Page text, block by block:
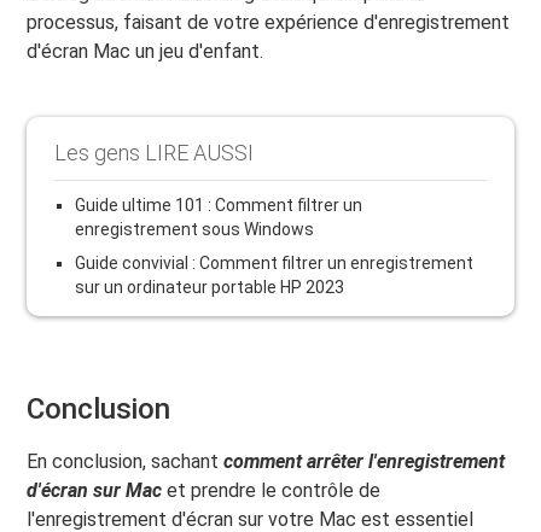
processus, faisant de votre expérience d'enregistrement
d'écran Mac un jeu d'enfant.
Les gens LIRE AUSSI
Guide ultime 101 : Comment filtrer un
enregistrement sous Windows
Guide convivial : Comment filtrer un enregistrement
sur un ordinateur portable HP 2023
Conclusion
En conclusion, sachantcomment arrêter l'enregistrement
d'écran sur Mac et prendre le contrôle de
l'enregistrement d'écran sur votre Mac est essentiel